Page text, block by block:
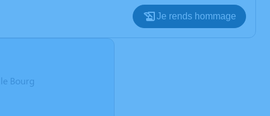
Je rends hommage
Bourg